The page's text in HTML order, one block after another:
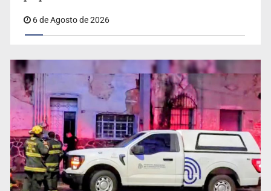
Capturan en Zapopan a defraudador de paquetes
vacacionales
6 de Agosto de 2026